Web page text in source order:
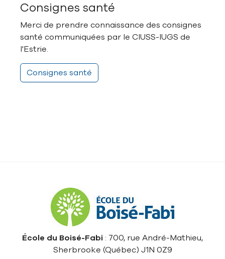
Consignes santé
Merci de prendre connaissance des consignes
santé communiquées par le CIUSS-IUGS de
l'Estrie.
Consignes santé
École du Boisé-Fabi : 700, rue André-Mathieu,
Sherbrooke (Québec) J1N 0Z9